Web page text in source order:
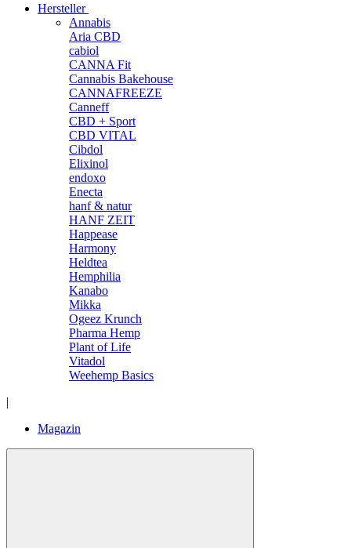
Hersteller
Annabis
Aria CBD
cabiol
CANNA Fit
Cannabis Bakehouse
CANNAFREEZE
Canneff
CBD + Sport
CBD VITAL
Cibdol
Elixinol
endoxo
Enecta
hanf & natur
HANF ZEIT
Happease
Harmony
Heldtea
Hemphilia
Kanabo
Mikka
Ogeez Krunch
Pharma Hemp
Plant of Life
Vitadol
Weehemp Basics
|
Magazin